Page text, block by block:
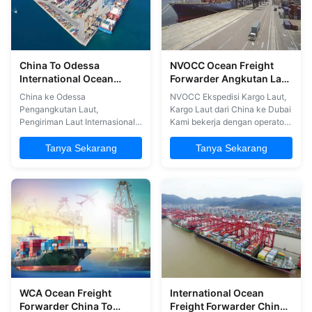
POL ...
China To Odessa
International Ocean
Freight Forwarder
International Ocean
Shipping
China ke Odessa
Pengangkutan Laut,
Pengiriman Laut Internasional
layanan pengiriman barang laut
yang mencakup solusi
keluar dan perdagangan silang
FCL / LCL 2. Layanan
angkutan udara termasuk
General Cargo, DG, Project
Logistics untuk berbagai ...
Tanya Sekarang
NVOCC Ocean Freight
Forwarder Angkutan Laut
Dari China Ke Dubai
NVOCC Ekspedisi Kargo Laut,
Kargo Laut dari China ke Dubai
Kami bekerja dengan operator
menawarkan ruang yang paling
aman dan harga yang
Anda.dan mengelola semua
dokumen impor/ekspor dari
Cina . Layanan yang kami
tawarkan ...
Tanya Sekarang
WCA Ocean Freight
Forwarder China To
International Ocean
Freight Forwarder China